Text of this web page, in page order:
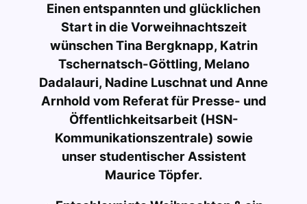
Einen entspannten und glücklichen
Start in die Vorweihnachtszeit
wünschen Tina Bergknapp, Katrin
Tschernatsch-Göttling, Melano
Dadalauri, Nadine Luschnat und Anne
Arnhold vom Referat für Presse- und
Öffentlichkeitsarbeit (HSN-
Kommunikationszentrale) sowie
unser studentischer Assistent
Maurice Töpfer.